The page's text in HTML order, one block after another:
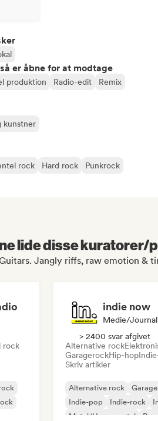
er åbne for at modtage
produktion Radio-edit Remix
kunstner
rock Hard rock
Punkrock
lide disse
Jangly riffs, raw emotion &
rock
indie now
Medie/
> 2400 svar afgivet
Alternative rock
GaragerockHip-hop
Skriv artikler
Alternative rock
Indie-pop
Indie-rock
Metal/Heavy metal